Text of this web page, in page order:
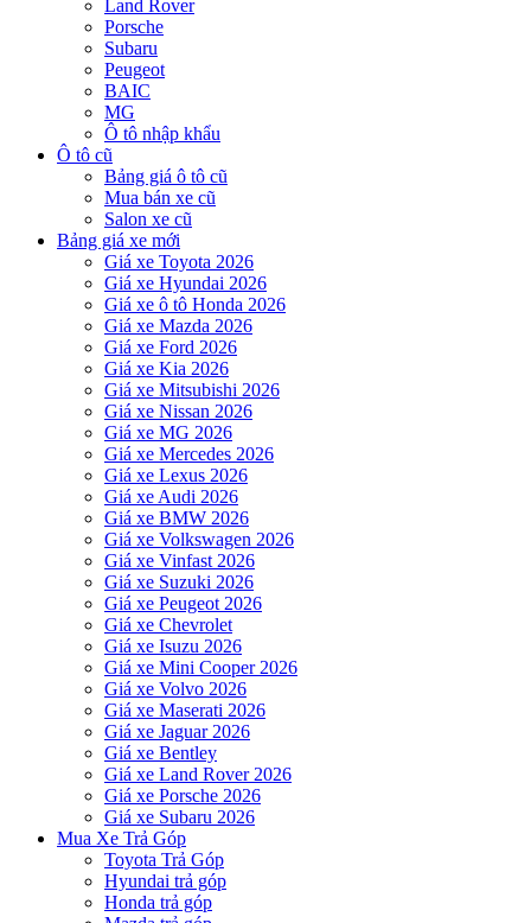
Land Rover
Porsche
Subaru
Peugeot
BAIC
MG
Ô tô nhập khẩu
Ô tô cũ
Bảng giá ô tô cũ
Mua bán xe cũ
Salon xe cũ
Bảng giá xe mới
Giá xe Toyota 2026
Giá xe Hyundai 2026
Giá xe ô tô Honda 2026
Giá xe Mazda 2026
Giá xe Ford 2026
Giá xe Kia 2026
Giá xe Mitsubishi 2026
Giá xe Nissan 2026
Giá xe MG 2026
Giá xe Mercedes 2026
Giá xe Lexus 2026
Giá xe Audi 2026
Giá xe BMW 2026
Giá xe Volkswagen 2026
Giá xe Vinfast 2026
Giá xe Suzuki 2026
Giá xe Peugeot 2026
Giá xe Chevrolet
Giá xe Isuzu 2026
Giá xe Mini Cooper 2026
Giá xe Volvo 2026
Giá xe Maserati 2026
Giá xe Jaguar 2026
Giá xe Bentley
Giá xe Land Rover 2026
Giá xe Porsche 2026
Giá xe Subaru 2026
Mua Xe Trả Góp
Toyota Trả Góp
Hyundai trả góp
Honda trả góp